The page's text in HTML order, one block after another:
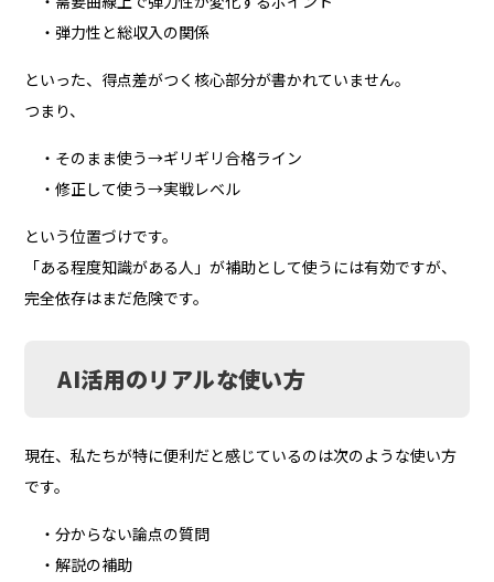
・弾力性と総収入の関係
といった、得点差がつく核心部分が書かれていません。
つまり、
・そのまま使う→ギリギリ合格ライン
・修正して使う→実戦レベル
という位置づけです。
「ある程度知識がある人」が補助として使うには有効ですが、
完全依存はまだ危険です。
AI活用のリアルな使い方
現在、私たちが特に便利だと感じているのは次のような使い方
です。
・分からない論点の質問
・解説の補助